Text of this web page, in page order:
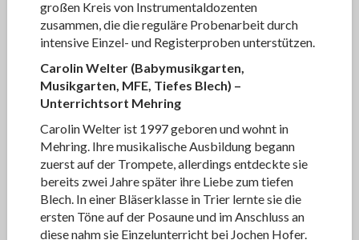
großen Kreis von Instrumentaldozenten
zusammen, die die reguläre Probenarbeit durch
intensive Einzel- und Registerproben unterstützen.
Carolin Welter (Babymusikgarten,
Musikgarten, MFE, Tiefes Blech) –
Unterrichtsort Mehring
Carolin Welter ist 1997 geboren und wohnt in
Mehring. Ihre musikalische Ausbildung begann
zuerst auf der Trompete, allerdings entdeckte sie
bereits zwei Jahre später ihre Liebe zum tiefen
Blech. In einer Bläserklasse in Trier lernte sie die
ersten Töne auf der Posaune und im Anschluss an
diese nahm sie Einzelunterricht bei Jochen Hofer.